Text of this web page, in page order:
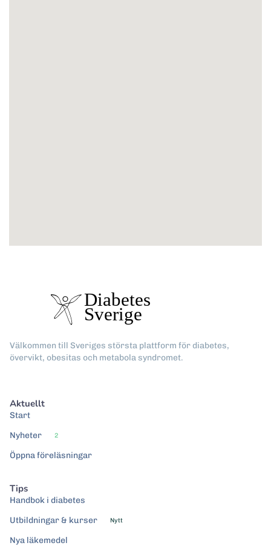
Välkommen till Sveriges största plattform för diabetes,
övervikt, obesitas och metabola syndromet.
Aktuellt
Start
Nyheter
2
Öppna föreläsningar
Tips
Handbok i diabetes
Utbildningar & kurser
Nytt
Nya läkemedel